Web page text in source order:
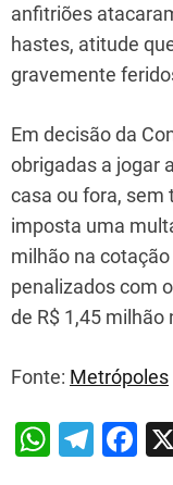
anfitriões
hastes, atitude
gravemente
Em decisão da
obrigadas a jogar
casa ou fora, sem
imposta uma
milhão na
penalizados com
de R$ 1,45 milhão
Fonte: Metrópoles
W T
F